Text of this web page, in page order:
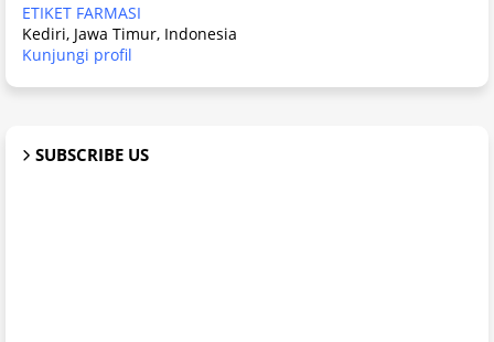
ETIKET FARMASI
Kediri, Jawa Timur, Indonesia
Kunjungi profil
SUBSCRIBE US